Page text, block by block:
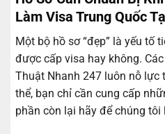
Làm Visa Trung Quốc
Một bộ hồ sơ “đẹp” là yếu tố
được cấp visa hay không.
Thuật Nhanh 247 luôn nỗ lực
thể, bạn chỉ cần cung cấp
phần còn lại hãy để chúng tôi